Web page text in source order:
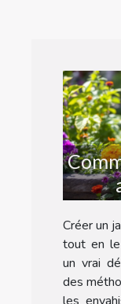
Créer un
tout en
un vrai
des